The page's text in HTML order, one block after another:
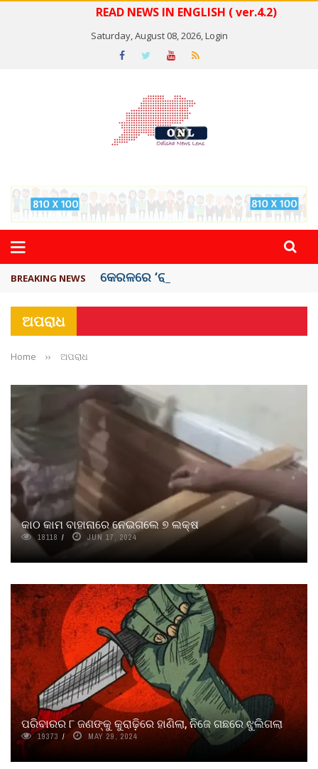
READ NEWS IN ENGLISH ( ver.4.2)
Saturday, August 08, 2026,Login
BREAKING NEWS କେରଳରେ ‘ରାଟ୍ ଫିଭର୍’ ଆତଙ୍କ, ୫୮ ମୃତ
ଅପରାଧ
Home ›› ଅପରାଧ
କାଠ କାମ ବାହାନାରେ ନେଇଗଲେ ୭ ଲକ୍ଷ
18118 JUN 17, 2024
ପରିବାରର ୮ ଜଣଙ୍କୁ କୁରାଢ଼ିରେ ହାଣିଲା, ନିଜେ ଗଛରେ ଝୁଲିଗଲା
19373 MAY 29, 2024